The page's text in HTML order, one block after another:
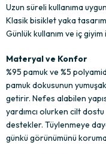
Uzun süreli kullanıma
Klasik bisiklet yaka
Günlük kullanım ve iç giyim
Materyal ve Konfor
%95 pamuk ve %5
pamuk dokusunun
getirir. Nefes alabilen
yardımcı olurken cilt
destekler. Tüylenmeye
günkü görünümünü